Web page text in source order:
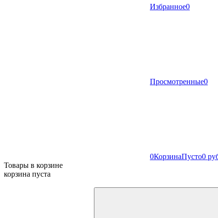
Избранное0
Просмотренные0
0КорзинаПусто0
Товары в корзине
корзина пуста